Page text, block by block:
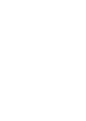
траверсой.
«парящей